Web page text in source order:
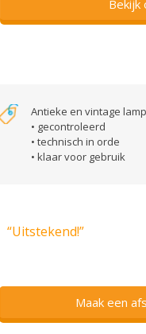
Bekijk
Antieke en vintage
• gecontroleerd
• technisch in orde
• klaar voor gebruik
“Uitstekend!”
Maak een